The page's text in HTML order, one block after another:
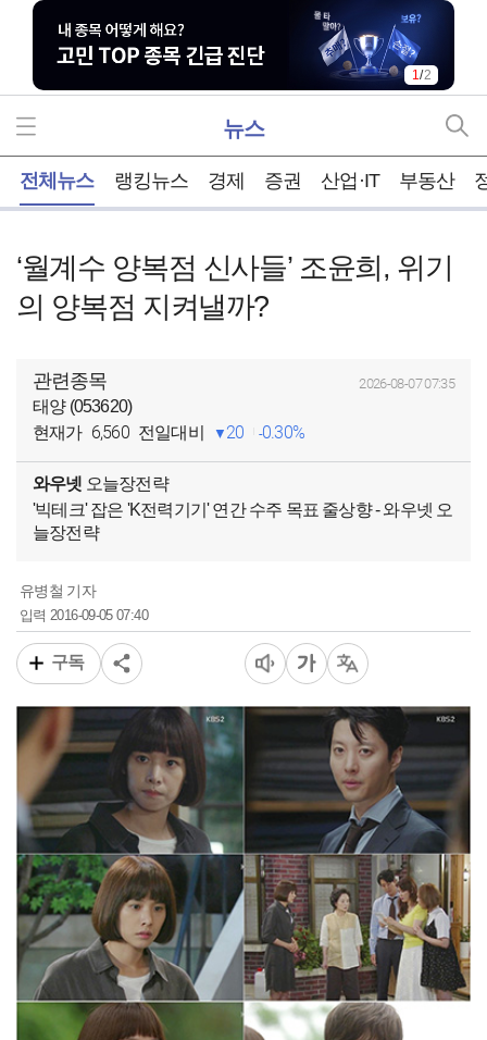
1/2
뉴스
전체뉴스 랭킹뉴스 경제 증권 산업·IT 부동산
‘월계수 양복점 신사들’ 조윤희, 위기
의 양복점 지켜낼까?
관련종목 2026-08-07 07:35
태양 (053620)
현재가 6,560 전일대비 20 0.30%
와우넷 오늘장전략
'빅테크' 잡은 'K전력기기' 연간 수주 목표 줄상향 - 와우넷 오
늘장전략
유병철 기자
입력 2016-09-05 07:40
구독